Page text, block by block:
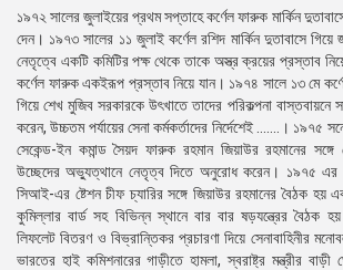
১৯৭২ সালের জুলাইয়ের প্রথম সপ্তাহে কর্ণেল ফারুক মার্কিন
দেন। ১৯৭৩ সালের ১১ জুলাই কর্ণেল রশিদ মার্কিন দুতাবাসে গিয়ে
নেতৃত্বে একটি কমিটির পক্ষ থেকে তাকে অস্ত্র ক্রয়ের প্রস্তাব
কর্ণেল ফারুক একইরূপ প্রস্তাব নিয়ে যান। ১৯৭৪ সালে ১৩ মে
গিয়ে শেখ মুজিব সরকারকে উৎখাতে তাদের পরিকল্পনা বাস্তবায়নে
করেন, উচ্চতম পর্যায়ের সেনা কর্মকর্তাদের নির্দেশেই .......। ১৯৭৫
সেকেন্ড-ইন কমান্ড সৈয়দ ফারুক রহমান জিয়াউর রহমানের
উচ্ছেদের অভ্যুত্থানে নেতৃত্ব দিতে অনুরোধ করেন। ১৯৭৫ এর
সিআই-এর ষ্টেশন চীফ চ্যারির সঙ্গে জিয়াউর রহমানের বৈঠক হয়
কুমিল্লার বার্ড সহ বিভিন্ন স্থানে বার বার ষড়যন্ত্রের বৈঠক
লিফলেট বিতরণ ও বিভ্রান্তিকর প্রচারণা দিয়ে সেনাবাহিনীর
ভারতের হাই কমিশনারের গাড়ীতে হামলা, স্বরাষ্ট্র মন্ত্রীর